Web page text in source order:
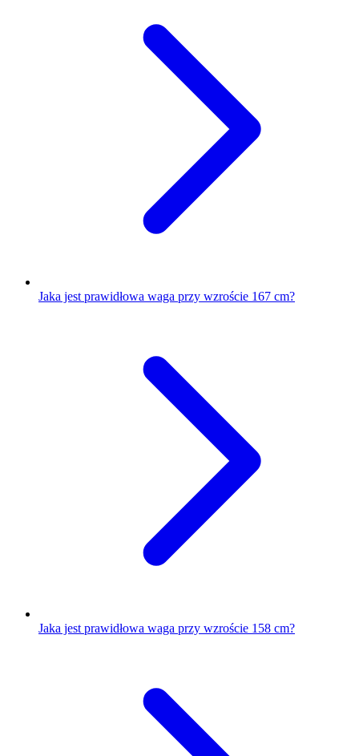
Jaka jest prawidłowa waga przy wzroście 167 cm?
Jaka jest prawidłowa waga przy wzroście 158 cm?